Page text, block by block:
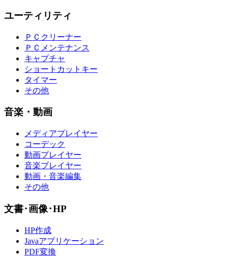
ユーティリティ
ＰＣクリーナー
ＰＣメンテナンス
キャプチャ
ショートカットキー
タイマー
その他
音楽・動画
メディアプレイヤー
コーデック
動画プレイヤー
音楽プレイヤー
動画・音楽編集
その他
文書･画像･HP
HP作成
Javaアプリケーション
PDF変換